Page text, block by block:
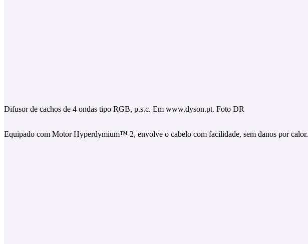
Difusor de cachos de 4 ondas tipo RGB, p.s.c. Em www.dyson.pt. Foto DR
Equipado com Motor Hyperdymium™ 2, envolve o cabelo com facilidade, sem danos por calor.